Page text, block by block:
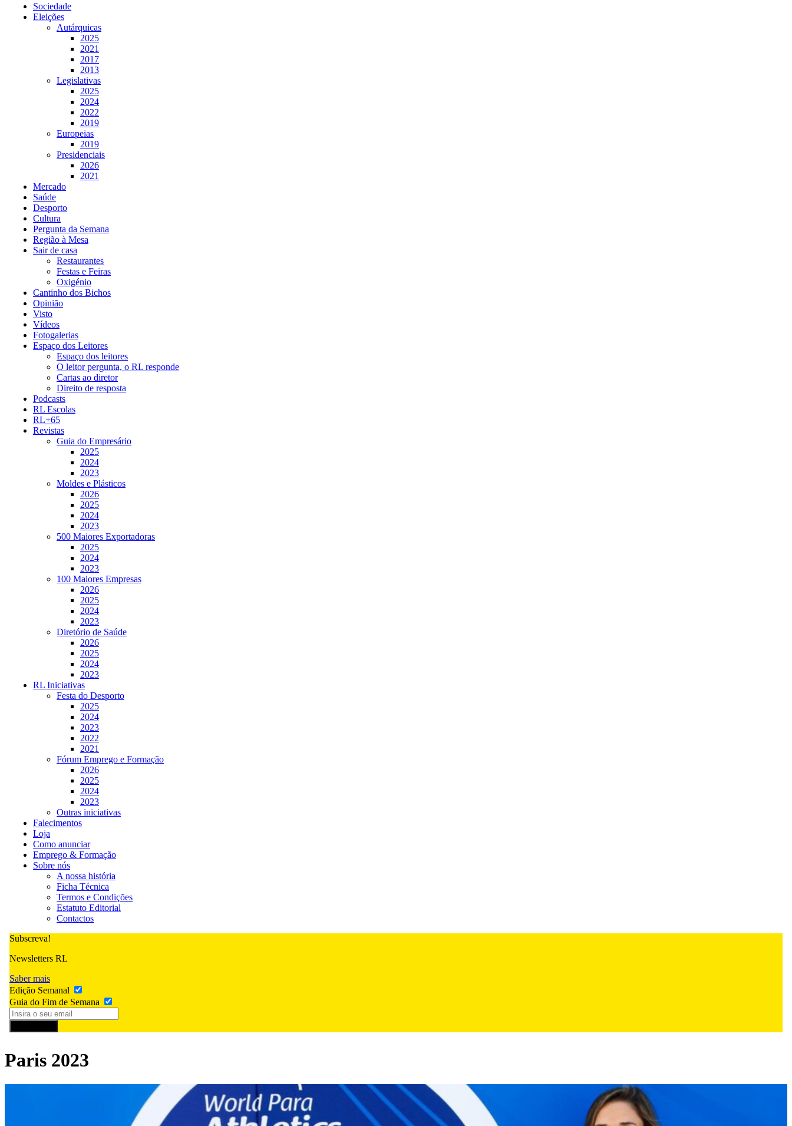
Sociedade
Eleições
Autárquicas
2025
2021
2017
2013
Legislativas
2025
2024
2022
2019
Europeias
2019
Presidenciais
2026
2021
Mercado
Saúde
Desporto
Cultura
Pergunta da Semana
Região à Mesa
Sair de casa
Restaurantes
Festas e Feiras
Oxigénio
Cantinho dos Bichos
Opinião
Visto
Vídeos
Fotogalerias
Espaço dos Leitores
Espaço dos leitores
O leitor pergunta, o RL responde
Cartas ao diretor
Direito de resposta
Podcasts
RL Escolas
RL+65
Revistas
Guia do Empresário
2025
2024
2023
Moldes e Plásticos
2026
2025
2024
2023
500 Maiores Exportadoras
2025
2024
2023
100 Maiores Empresas
2026
2025
2024
2023
Diretório de Saúde
2026
2025
2024
2023
RL Iniciativas
Festa do Desporto
2025
2024
2023
2022
2021
Fórum Emprego e Formação
2026
2025
2024
2023
Outras iniciativas
Falecimentos
Loja
Como anunciar
Emprego & Formação
Sobre nós
A nossa história
Ficha Técnica
Termos e Condições
Estatuto Editorial
Contactos
Subscreva!
Newsletters RL
Saber mais
Edição Semanal
Guia do Fim de Semana
Paris 2023